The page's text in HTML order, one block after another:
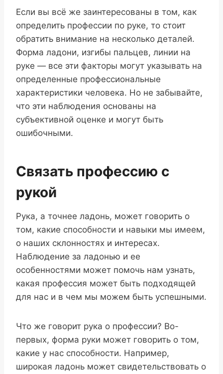
Если вы всё же заинтересованы в том, как
определить профессии по руке, то стоит
обратить внимание на несколько деталей.
Форма ладони, изгибы пальцев, линии на
руке — все эти факторы могут указывать на
определенные профессиональные
характеристики человека. Но не забывайте,
что эти наблюдения основаны на
субъективной оценке и могут быть
ошибочными.
Связать профессию с
рукой
Рука, а точнее ладонь, может говорить о
том, какие способности и навыки мы имеем,
о наших склонностях и интересах.
Наблюдение за ладонью и ее
особенностями может помочь нам узнать,
какая профессия может быть подходящей
для нас и в чем мы можем быть успешными.
Что же говорит рука о профессии? Во-
первых, форма руки может говорить о том,
какие у нас способности. Например,
широкая ладонь может свидетельствовать о